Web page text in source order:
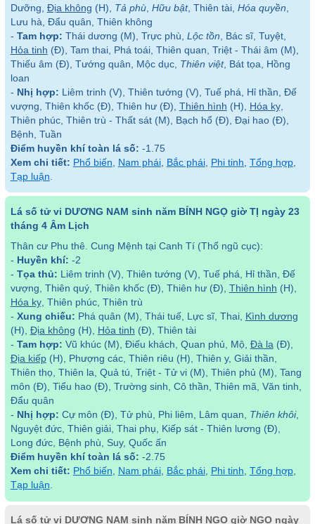
Dưỡng, Địa không (H), Tả phù, Hữu bật, Thiên tài, Hóa quyền
Lưu hà, Đẩu quân, Thiên không
- Tam hợp: Thái dương (M), Trực phù, Lộc tồn , Bác sĩ, Tuyệt,
Hỏa tinh (Đ), Tam thai, Phá toái, Thiên quan, Triệt - Thái âm (M),
Thiếu âm (Đ), Tướng quân, Mộc dục, Thiên việt, Bát tọa, Hồng
loan
- Nhị hợp: Liêm trinh (V), Thiên tướng (V), Tuế phá, Hỉ thần, Đế
vượng, Thiên khốc (Đ), Thiên hư (Đ), Thiên hình (H), Hóa kỵ,
Thiên phúc, Thiên trù - Thất sát (M), Bạch hổ (Đ), Đại hao (Đ),
Bệnh, Tuần
Điểm huyền khí toàn lá số: -1.75
Xem chi tiết: Phổ biến Nam phái, Bắc phái, Phi tinh Tổng hợp,
Tạp luận
Lá số tử vi DƯƠNG NAM sinh năm BÍNH NGỌ giờ TỊ ngày 23
tháng 4 Âm Lịch
Thân cư Phu thê. Cung Mệnh tại Canh Tí (Thổ ngũ cục):
- Huyền khí: -2
- Tọa thủ: Liêm trinh (V), Thiên tướng (V), Tuế phá, Hỉ thần, Đế
vượng, Thiên quý, Thiên khốc (Đ), Thiên hư (Đ), Thiên hình (H),
Hóa kỵ, Thiên phúc, Thiên trù
- Xung chiếu: Phá quân (M), Thái tuế, Lực sĩ, Thai, Kình dương
(H), Địa không (H), Hỏa tinh (Đ), Thiên tài
- Tam hợp: Vũ khúc (M), Điếu khách, Quan phủ, Mộ, Đà la(Đ),
Địa kiếp(H), Phượng các, Thiên riêu (H), Thiên y, Giải thần,
Thiên thọ, Thiên la, Quả tú, Triệt - Tử vi (M), Thiên phủ (M), Tang
môn (Đ), Tiểu hao (Đ), Trường sinh, Cô thần, Thiên mã, Văn tinh,
Đẩu quân
- Nhị hợp: Cự môn (Đ), Tử phù, Phi liêm, Lâm quan, Thiên khôi,
Nguyệt đức, Thiên giải, Thai phụ, Kiếp sát - Thiên lương (Đ),
Long đức, Bệnh phù, Suy, Quốc ấn
Điểm huyền khí toàn lá số: -2.75
Xem chi tiết: Phổ biến, Nam phái, Bắc phái, Phi tinh, Tổng hợp,
Tạp luận.
Lá số tử vi DƯƠNG NAM sinh năm BÍNH NGỌ giờ NGỌ ngày